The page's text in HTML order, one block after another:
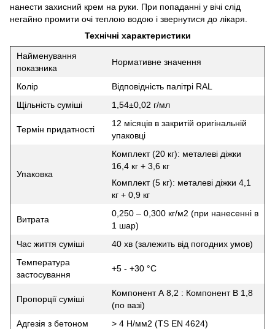
нанести захисний крем на руки. При попаданні у вічі слід
негайно промити очі теплою водою і звернутися до лікаря.
Технічні характеристики
Найменування
показника
Нормативне значення
Колір
Відповідність палітрі RAL
Щільність суміші
1,54±0,02 г/мл
Термін придатності
12 місяців в закритій оригінальній
упаковці
Упаковка
Комплект (20 кг): металеві діжки
16,4 кг + 3,6 кг
Комплект (5 кг): металеві діжки 4,1
кг + 0,9 кг
Витрата
0,250 – 0,300 кг/м2 (при нанесенні в
1 шар)
Час життя суміші
40 хв (залежить від погодних умов)
Температура
застосування
+5 - +30 °C
Пропорції суміші
Компонент А 8,2 : Компонент B 1,8
(по вазі)
Адгезія з бетоном
> 4 H/мм2 (TS EN 4624)